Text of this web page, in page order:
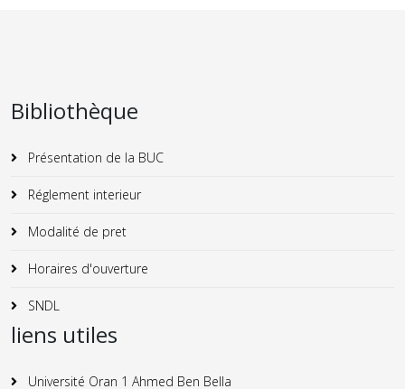
Bibliothèque
Présentation de la BUC
Réglement interieur
Modalité de pret
Horaires d'ouverture
SNDL
liens utiles
Université Oran 1 Ahmed Ben Bella